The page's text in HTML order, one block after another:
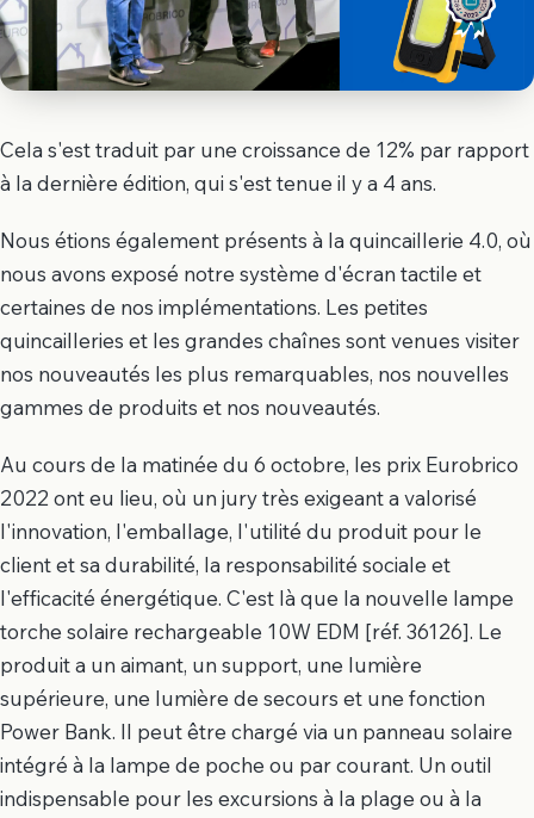
Cela s'est traduit par une croissance de 12% par rapport
à la dernière édition, qui s'est tenue il y a 4 ans.
Nous étions également présents à la quincaillerie 4.0, où
nous avons exposé notre système d'écran tactile et
certaines de nos implémentations. Les petites
quincailleries et les grandes chaînes sont venues visiter
nos nouveautés les plus remarquables, nos nouvelles
gammes de produits et nos nouveautés.
Au cours de la matinée du 6 octobre, les prix Eurobrico
2022 ont eu lieu, où un jury très exigeant a valorisé
l'innovation, l'emballage, l'utilité du produit pour le
client et sa durabilité, la responsabilité sociale et
l'efficacité énergétique. C'est là que la nouvelle lampe
torche solaire rechargeable 10W EDM [réf. 36126]. Le
produit a un aimant, un support, une lumière
supérieure, une lumière de secours et une fonction
Power Bank. Il peut être chargé via un panneau solaire
intégré à la lampe de poche ou par courant. Un outil
indispensable pour les excursions à la plage ou à la